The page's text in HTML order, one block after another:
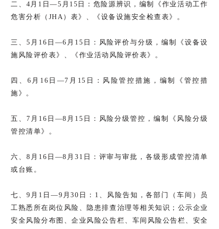
二、4月1日—5月15日：危险源辨识，编制《作业活动工作
危害分析（JHA）表》、《设备设施安全检查表》。
三、5月16日—6月15日：风险评价与分级，编制《设备设
施风险评价表》、《作业活动风险评价表》。
四、6月16日—7月15日：风险管控措施，编制《管控措
施》。
五、7月16日—8月15日：风险分级管控，编制《风险分级
管控清单》。
六、8月16日—8月31日：评审与审批，各级形成管控清单
或台账。
七、9月1日—9月30日：1、风险告知，各部门（车间）员
工熟悉所在岗位风险、隐患排查治理等相关知识；公示企业
安全风险分布图、企业风险公告栏、车间风险公告栏、安全